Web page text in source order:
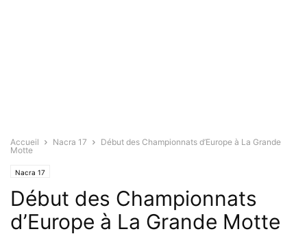
Accueil Nacra 17
Début des Championnats d’Europe à La Grande
Motte
Nacra 17
Début des Championnats
d’Europe à La Grande Motte